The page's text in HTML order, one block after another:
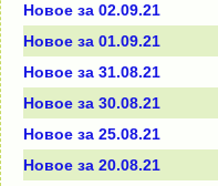
Новое за 02.09.21
Новое за 01.09.21
Новое за 31.08.21
Новое за 30.08.21
Новое за 25.08.21
Новое за 20.08.21